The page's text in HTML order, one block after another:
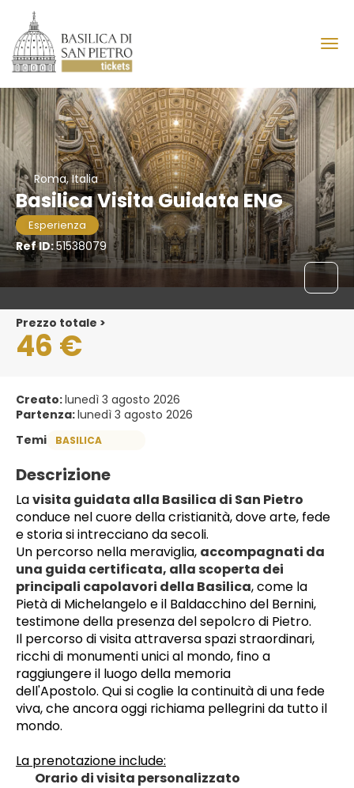
Roma, Italia
Basilica Visita Guidata ENG
Esperienza
Ref ID:51538079
Prezzo totale >
46 €
Creato:lunedì 3 agosto 2026
Partenza:lunedì 3 agosto 2026
Temi
BASILICA
Descrizione
La visita guidata alla Basilica di San Pietro
conduce nel cuore della cristianità, dove arte, fede
e storia si intrecciano da secoli.
Un percorso nella meraviglia, accompagnati da
una guida certificata, alla scoperta dei
principali capolavori della Basilica, come la
Pietà di Michelangelo e il Baldacchino del Bernini,
testimone della presenza del sepolcro di Pietro.
Il percorso di visita attraversa spazi straordinari,
ricchi di monumenti unici al mondo, fino a
raggiungere il luogo della memoria
dell'Apostolo. Qui si coglie la continuità di una fede
viva, che ancora oggi richiama pellegrini da tutto il
mondo.
﻿La prenotazione include:
Orario di visita personalizzato